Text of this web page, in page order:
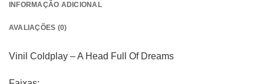
INFORMAÇÃO ADICIONAL
AVALIAÇÕES (0)
Vinil Coldplay – A Head Full Of Dreams